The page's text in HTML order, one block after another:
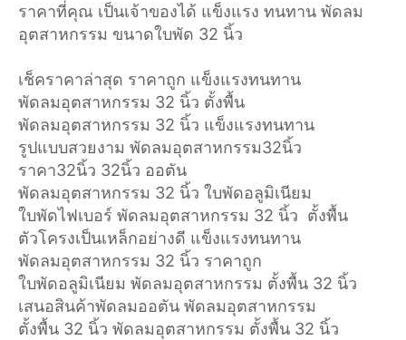
ราคาที่คุณ เป็นเจ้าของได้ แข็งแรง ทนทาน พัดลม
อุตสาหกรรม ขนาดใบพัด 32 นิ้ว
เช็คราคาล่าสุด ราคาถูก แข็งแรงทนทาน
พัดลมอุตสาหกรรม 32 นิ้ว ตั้งพื้น
พัดลมอุตสาหกรรม 32 นิ้ว แข็งแรงทนทาน
รูปแบบสวยงาม พัดลมอุตสาหกรรม32นิ้ว
ราคา32นิ้ว 32นิ้ว ออตัน
พัดลมอุตสาหกรรม 32 นิ้ว ใบพัดอลูมิเนียม
ใบพัดไฟเบอร์ พัดลมอุตสาหกรรม 32 นิ้ว ตั้งพื้น
ตัวโครงเป็นเหล็กอย่างดี แข็งแรงทนทาน
พัดลมอุตสาหกรรม 32 นิ้ว ราคาถูก
ใบพัดอลูมิเนียม พัดลมอุตสาหกรรม ตั้งพื้น 32 นิ้ว
เสนอสินค้าพัดลมออตัน พัดลมอุตสาหกรรม
ตั้งพื้น 32 นิ้ว พัดลมอุตสาหกรรม ตั้งพื้น 32 นิ้ว